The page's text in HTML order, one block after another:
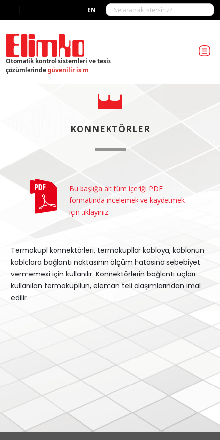
EN
|
Otomatik kontrol sistemleri ve tesis
çözümlerindegüvenilir isim
KONNEKTÖRLER
Termokupl konnektörleri, termokupllar kabloya, kablonun
kablolara bağlantı noktasının ölçüm hatasına sebebiyet
vermemesi için kullanılır. Konnektörlerin bağlantı uçları
kullanılan termokupllun, eleman teli alaşımlarından imal
edilir
Bu başlığa ait tüm içeriği PDF
formatında incelemek ve kaydetmek
için tıklayınız.